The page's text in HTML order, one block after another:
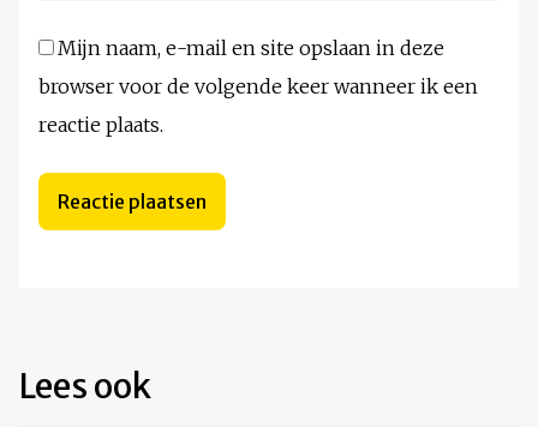
Mijn naam, e-mail en site opslaan in deze
browser voor de volgende keer wanneer ik een
reactie plaats.
Lees ook